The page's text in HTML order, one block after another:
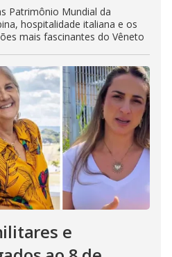
Patrimônio Mundial da
hospitalidade italiana e os
mais fascinantes do Vêneto
e